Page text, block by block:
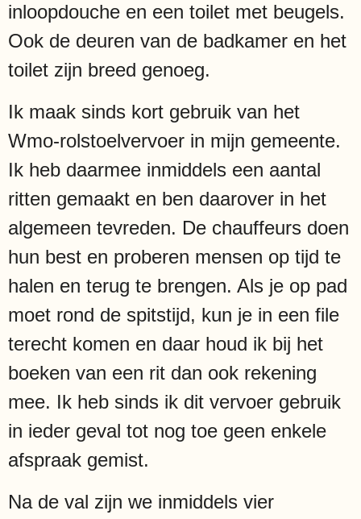
inloopdouche en een toilet met beugels.
Ook de deuren van de badkamer en het
toilet zijn breed genoeg.
Ik maak sinds kort gebruik van het
Wmo-rolstoelvervoer in mijn gemeente.
Ik heb daarmee inmiddels een aantal
ritten gemaakt en ben daarover in het
algemeen tevreden. De chauffeurs doen
hun best en proberen mensen op tijd te
halen en terug te brengen. Als je op pad
moet rond de spitstijd, kun je in een file
terecht komen en daar houd ik bij het
boeken van een rit dan ook rekening
mee. Ik heb sinds ik dit vervoer gebruik
in ieder geval tot nog toe geen enkele
afspraak gemist.
Na de val zijn we inmiddels vier